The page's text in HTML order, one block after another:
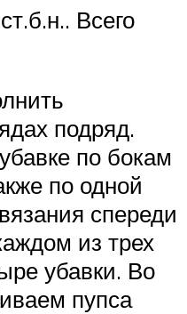
Всего
подряд.
по бокам
по одной
спереди
из трех
убавки. Во
пупса